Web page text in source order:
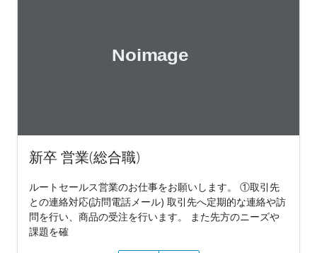
新卒 営業(総合職)
ルートセールス営業のお仕事をお願いします。 ①取引先
との連絡対応(訪問電話メール) 取引先へ定期的な連絡や訪
問を行い、商品の受注を行います。 また先方のニーズや
課題を確